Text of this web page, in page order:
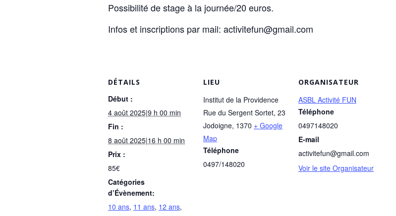
Possibilité de stage à la journée/20 euros.
Infos et inscriptions par mail: activitefun@gmail.com
DÉTAILS
Début :
4 août 2025|9 h 00 min
Fin :
8 août 2025|16 h 00 min
Prix :
85€
Catégories
d’Évènement:
10 ans, 11 ans, 12 ans,
LIEU
Institut de la Providence
Rue du Sergent Sortet, 23
Jodoigne, 1370 + Google
Map
Téléphone
0497/148020
ORGANISATEUR
ASBL Activité FUN
Téléphone
0497148020
E-mail
activitefun@gmail.com
Voir le site Organisateur